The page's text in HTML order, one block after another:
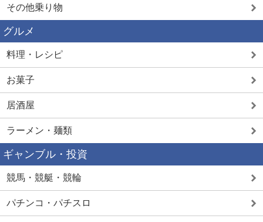
その他乗り物
グルメ
料理・レシピ
お菓子
居酒屋
ラーメン・麺類
ギャンブル・投資
競馬・競艇・競輪
パチンコ・パチスロ